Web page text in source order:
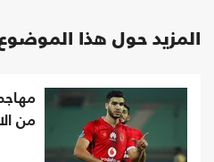
المزيد حول هذا
من